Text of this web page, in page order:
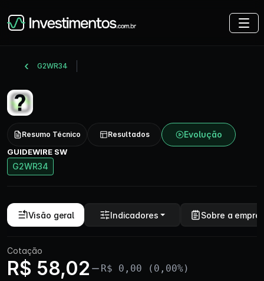
G2WR34
Resumo Técnico Resultados Evolução
GUIDEWIRE SW
G2WR34
Visão geral Indicadores Sobre a
Cotação
R$ 58,02 R$ 0,00 (0,00%)